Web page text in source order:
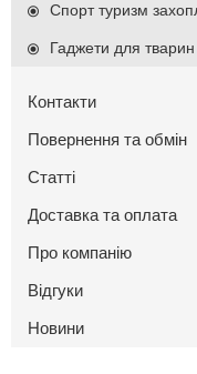
Спорт туризм
Гаджети для тварин
Контакти
Повернення та обмін
Статті
Доставка та оплата
Про компанію
Відгуки
Новини